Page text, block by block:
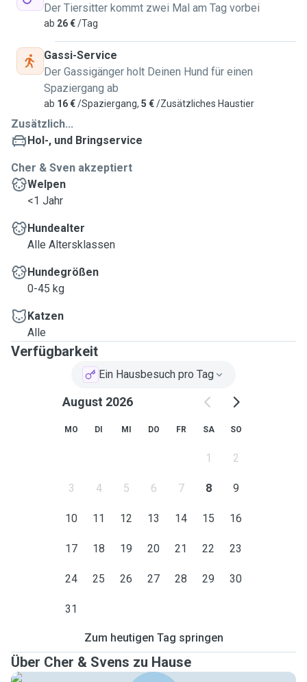
Der Tiersitter kommt zwei Mal am Tag vorbei
ab 26 €/Tag
Gassi-Service
Der Gassigänger holt Deinen Hund für einen
Spaziergang ab
ab 16 €/Spaziergang, 5 €/Zusätzliches Haustier
Zusätzlich...
Hol-, und Bringservice
Cher & Sven akzeptiert
Welpen
<1 Jahr
Hundealter
Alle Altersklassen
Hundegrößen
0-45 kg
Katzen
Alle
Verfügbarkeit
Ein Hausbesuch pro Tag
August 2026
MO DI MI DO FR SA SO
1 2
3 4 5 6 7 8 9
10 11 12 13 14 15 16
17 18 19 20 21 22 23
24 25 26 27 28 29 30
31
Zum heutigen Tag springen
Über Cher & Svens zu Hause